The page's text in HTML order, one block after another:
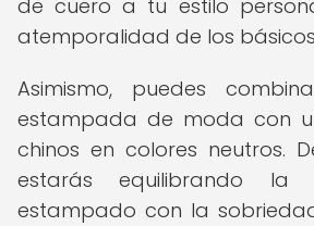
de cuero a tu estilo
atemporalidad de los
Asimismo, puedes
estampada de moda con
chinos en colores neutros.
estarás equilibrando la
estampado con la